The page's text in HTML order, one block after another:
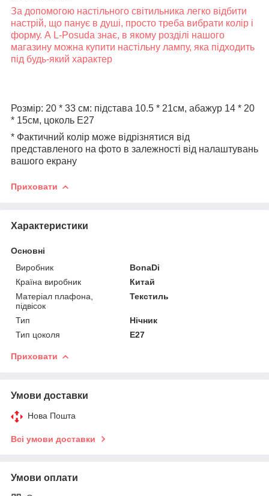
За допомогою настільного світильника легко відбити
настрій, що панує в душі, просто треба вибрати колір і
форму. А L-Posuda знає, в якому розділі нашого
магазину можна купити настільну лампу, яка підходить
під будь-який характер
Розмір: 20 * 33 см: підстава 10.5 * 21см, абажур 14 * 20
* 15см, цоколь Е27
* Фактичний колір може відрізнятися від
представленого на фото в залежності від налаштувань
вашого екрану
Приховати
Характеристики
Основні
Виробник
BonaDi
Країна виробник
Китай
Матеріал плафона,
підвісок
Текстиль
Тип
Нічник
Тип цоколя
E27
Приховати
Умови доставки
Нова Пошта
Всі умови доставки
Умови оплати